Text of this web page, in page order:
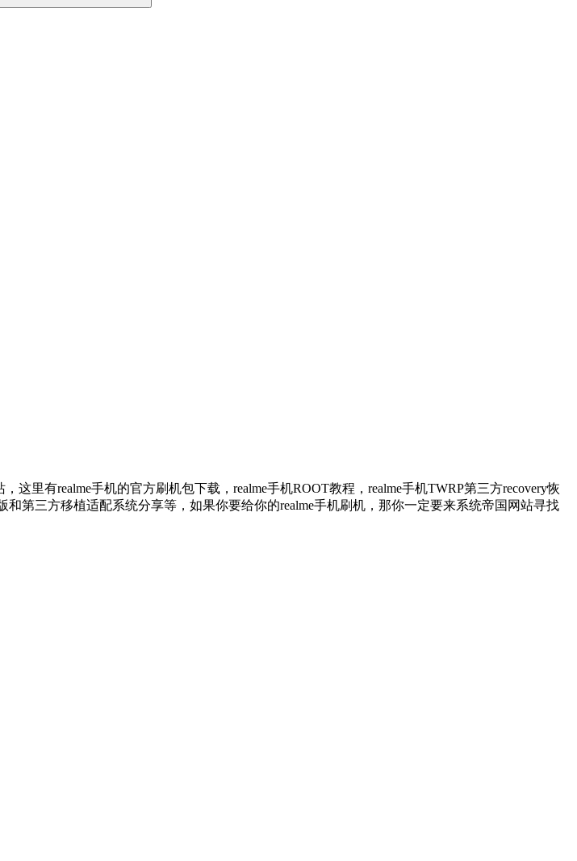
这里有realme手机的官方刷机包下载，realme手机ROOT教程，realme手机TWRP第三方recovery恢
和第三方移植适配系统分享等，如果你要给你的realme手机刷机，那你一定要来系统帝国网站寻找